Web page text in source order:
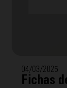
04/03/2025
Fichas